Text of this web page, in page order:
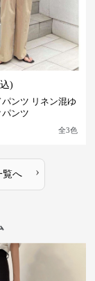
)
ンツ リネン混ゆ
パンツ
全3色
覧へ ›